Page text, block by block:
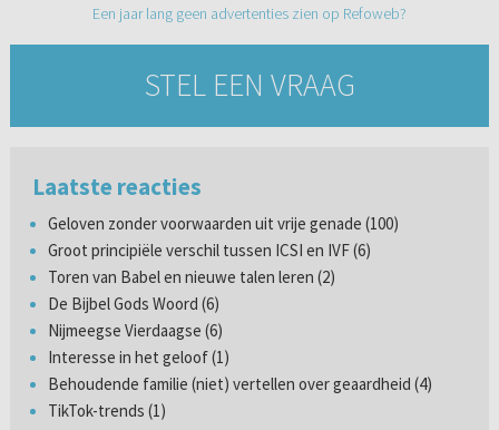
Een jaar lang geen advertenties zien op Refoweb?
STEL EEN VRAAG
Laatste reacties
Geloven zonder voorwaarden uit vrije genade (100)
Groot principiële verschil tussen ICSI en IVF (6)
Toren van Babel en nieuwe talen leren (2)
De Bijbel Gods Woord (6)
Nijmeegse Vierdaagse (6)
Interesse in het geloof (1)
Behoudende familie (niet) vertellen over geaardheid (4)
TikTok-trends (1)